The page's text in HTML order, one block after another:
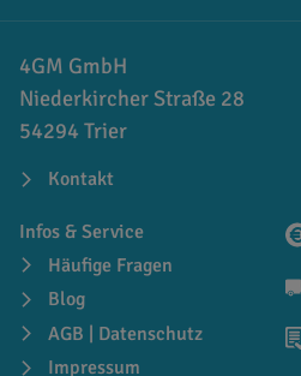
4GM GmbH
Niederkircher Straße 28
54294 Trier
Kontakt
Infos & Service
Häufige Fragen
Blog
AGB | Datenschutz
Impressum